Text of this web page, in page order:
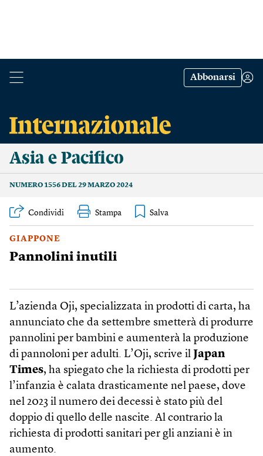
Abbonarsi
Asia e Pacifico
NUMERO 1556 DEL 29 MARZO 2024
Condividi Stampa
GIAPPONE
Pannolini inutili
L’azienda Oji, specializzata in prodotti di carta, ha
annunciato che da settembre smetterà di produrre
pannolini per bambini e aumenterà la produzione
di pannoloni per adulti. L’Oji, scrive il Japan
Times, ha spiegato che la richiesta di prodotti per
l’infanzia è calata drasticamente nel paese, dove
nel 2023 il numero dei decessi è stato più del
doppio di quello delle nascite. Al contrario la
richiesta di prodotti sanitari per gli anziani è in
aumento.